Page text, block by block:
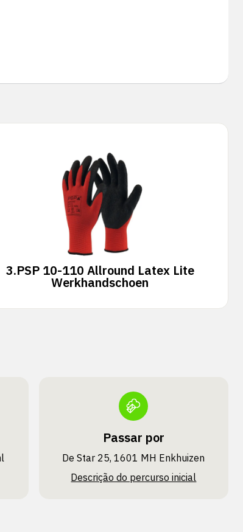
3.PSP 10-110 Allround Latex Lite
Werkhandschoen
Passar por
De Star 25, 1601 MH Enkhuizen
Descrição do percurso inicial